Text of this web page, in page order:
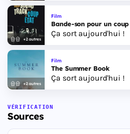
+2 autres
Film
Bande-son pour un
Ça sort aujourd'hui !
+2 autres
Film
The Summer Book
Ça sort aujourd'hui !
VÉRIFICATION
Sources